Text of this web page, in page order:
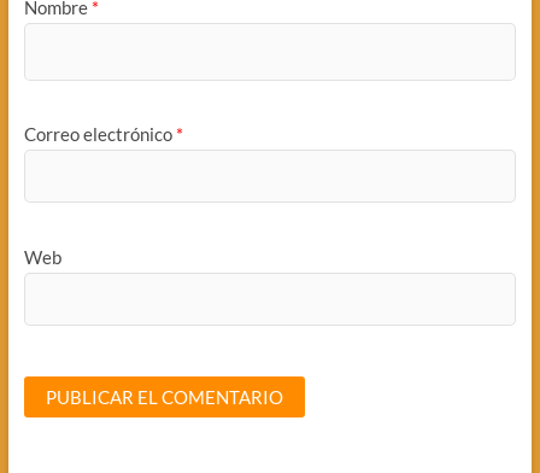
Nombre *
Correo electrónico *
Web